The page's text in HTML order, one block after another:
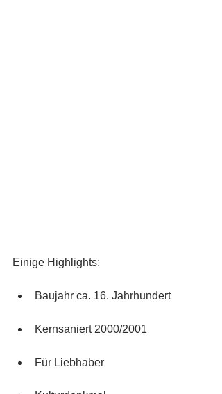
Einige Highlights:
Baujahr ca. 16. Jahrhundert
Kernsaniert 2000/2001
Für Liebhaber